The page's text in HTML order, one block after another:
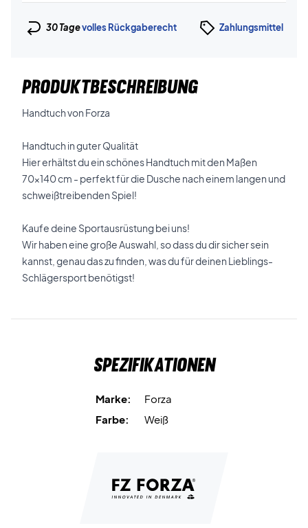
30 Tagevolles Rückgaberecht Zahlungsmittel
PRODUKTBESCHREIBUNG
Handtuch von Forza
Handtuch in guter Qualität
Hier erhältst du ein schönes Handtuch mit den Maßen
70x140 cm - perfekt für die Dusche nach einem langen und
schweißtreibenden Spiel!
Kaufe deine Sportausrüstung bei uns!
Wir haben eine große Auswahl, so dass du dir sicher sein
kannst, genau das zu finden, was du für deinen Lieblings-
Schlägersport benötigst!
Spezifikationen
Marke:
Forza
Farbe:
Weiß